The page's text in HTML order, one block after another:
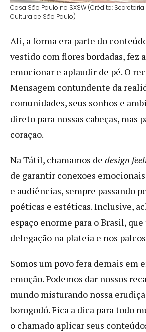
Casa São Paulo no SXSW (Crédito:
Cultura de São Paulo)
Ali, a forma era parte do
vestido com flores bordadas, fez
emocionar e aplaudir de pé. O
Mensagem contundente da
comunidades, seus sonhos e
direto para nossas cabeças, mas
coração.
Na Tátil, chamamos de design
de garantir conexões
e audiências, sempre passando
poéticas e estéticas. Inclusive,
espaço enorme para o Brasil,
delegação na plateia e nos
Somos um povo fera demais em
emoção. Podemos dar nossos
mundo misturando nossa
borogodó. Fica a dica para todo
o chamado aplicar seus